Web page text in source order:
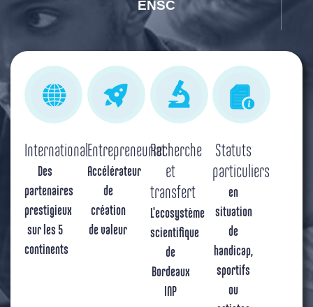
ENSC
International
Des
partenaires
prestigieux
sur les 5
continents
Entrepreneuriat
Accélérateur
de
création
de valeur
Recherche
et
transfert
L'ecosystème
scientifique
de
Bordeaux
INP
Statuts
particuliers
en
situation
de
handicap,
sportifs
ou